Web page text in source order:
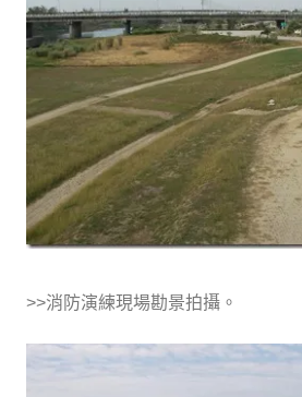
>>消防演練現場勘景拍攝。